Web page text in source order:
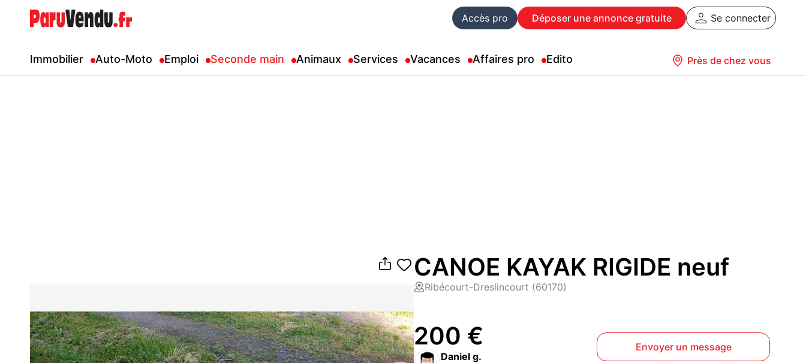
Accès pro Déposer une annonce gratuite Se connecter
Immobilier Auto-Moto Emploi Seconde main Animaux Services Vacances Affaires pro Edito Près de chez vous
CANOE KAYAK RIGIDE neuf
Ribécourt-Dreslincourt (60170)
200 €
Daniel g.
Envoyer un message